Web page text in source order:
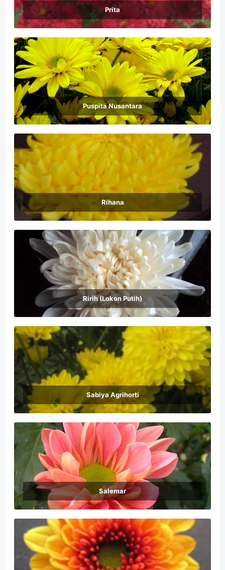
Prita
Puspita Nusantara
Rihana
Ririh (Lokon Putih)
Sabiya Agrihorti
Salemar